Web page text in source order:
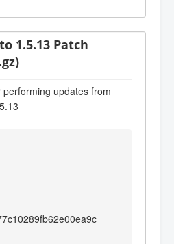
1.5.13 Patch
updates from